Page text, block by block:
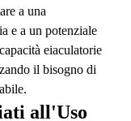
a una
e a un potenziale
eiaculatorie
il bisogno di
all'Uso